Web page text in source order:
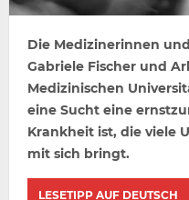
Die Medizinerinnen
Gabriele Fischer und
Medizinischen
eine Sucht eine
Krankheit ist, die viele
mit sich bringt.
LESETIPP AUF DEUTSCH